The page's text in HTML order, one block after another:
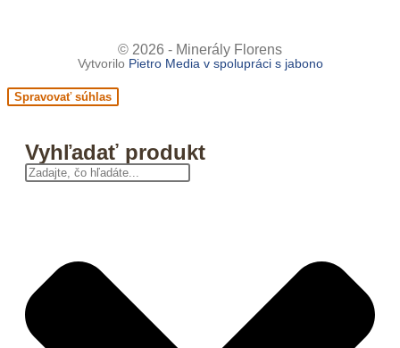
© 2026 - Minerály Florens
Vytvorilo Pietro Media v spolupráci s jabono
Spravovať súhlas
Vyhľadať produkt